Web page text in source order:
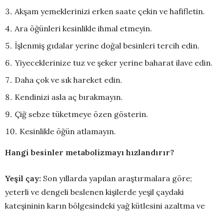
Akşam yemeklerinizi erken saate çekin ve hafifletin.
Ara öğünleri kesinlikle ihmal etmeyin.
İşlenmiş gıdalar yerine doğal besinleri tercih edin.
Yiyeceklerinize tuz ve şeker yerine baharat ilave edin.
Daha çok ve sık hareket edin.
Kendinizi asla aç bırakmayın.
Çiğ sebze tüketmeye özen gösterin.
Kesinlikle öğün atlamayın.
Hangi besinler metabolizmayı hızlandırır?
Yeşil çay: Son yıllarda yapılan araştırmalara göre;
yeterli ve dengeli beslenen kişilerde yeşil çaydaki
kateşininin karın bölgesindeki yağ kütlesini azaltma ve